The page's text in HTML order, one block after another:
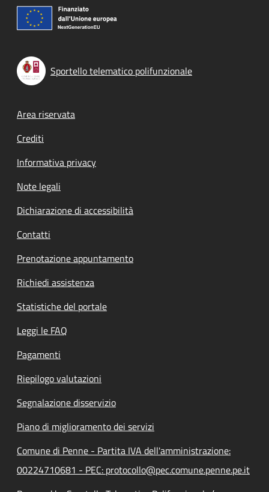
Sportello telematico polifunzionale
Footer menu
Area riservata
Crediti
Informativa privacy
Note legali
Dichiarazione di accessibilità
Contatti
Prenotazione appuntamento
Richiedi assistenza
Statistiche del portale
Leggi le FAQ
Pagamenti
Riepilogo valutazioni
Segnalazione disservizio
Piano di miglioramento dei servizi
Comune di Penne - Partita IVA dell'amministrazione:
00224710681 - PEC: protocollo@pec.comune.penne.pe.it